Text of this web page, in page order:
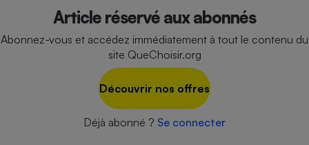
Article réservé aux abonnés
Abonnez-vous et accédez immédiatement à tout le contenu du
site QueChoisir.org
Découvrir nos offres
Déjà abonné ? Se connecter